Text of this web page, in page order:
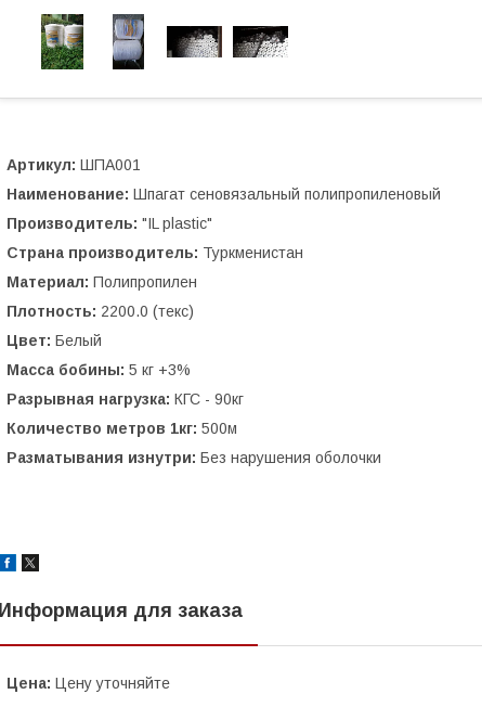
Артикул: ШПА001
Наименование: Шпагат сеновязальный полипропиленовый
Производитель: "IL plastic"
Страна производитель: Туркменистан
Материал: Полипропилен
Плотность: 2200.0 (текс)
Цвет: Белый
Масса бобины: 5 кг +3%
Разрывная нагрузка: КГС - 90кг
Количество метров 1кг: 500м
Разматывания изнутри: Без нарушения оболочки
Информация для заказа
Цена: Цену уточняйте